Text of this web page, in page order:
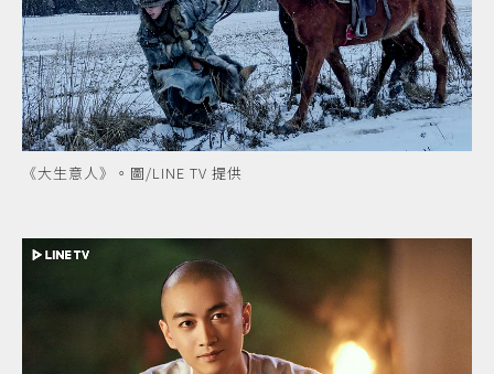
《大生意人》。圖/LINE TV 提供